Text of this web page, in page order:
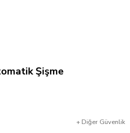
Şişme
+ Diğer Güvenlik